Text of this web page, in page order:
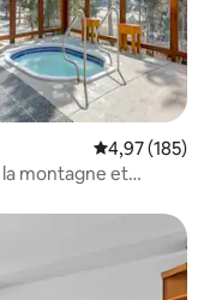
Note
4,97 (185)
montagne et